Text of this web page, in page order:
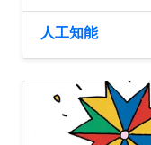
人工知能